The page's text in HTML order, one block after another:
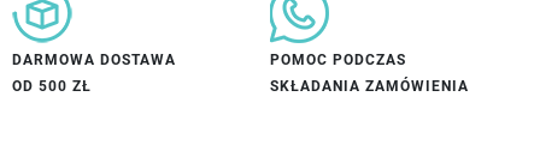
DARMOWA DOSTAWA
OD 500 ZŁ
POMOC PODCZAS
SKŁADANIA ZAMÓWIENIA